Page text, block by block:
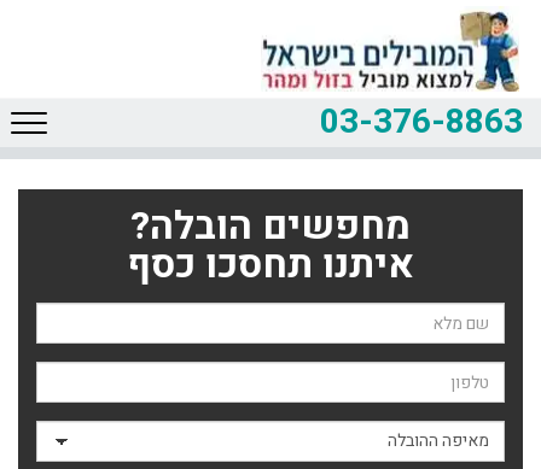
03-376-8863
מחפשים הובלה?
איתנו תחסכו כסף
שם השולח
טלפון
מאיפה ההובלה